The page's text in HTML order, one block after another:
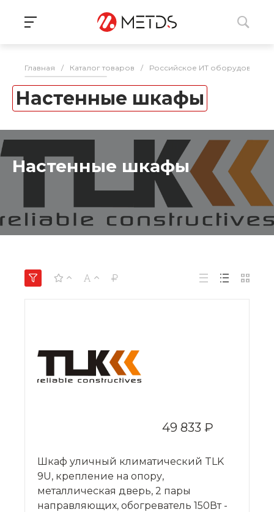
Главная / Каталог товаров / Российское ИТ оборудование
Настенные шкафы
Настенные шкафы
49 833 ₽
Шкаф уличный климатический TLK
9U, крепление на опору,
металлическая дверь, 2 пары
направляющих, обогреватель 150Вт -